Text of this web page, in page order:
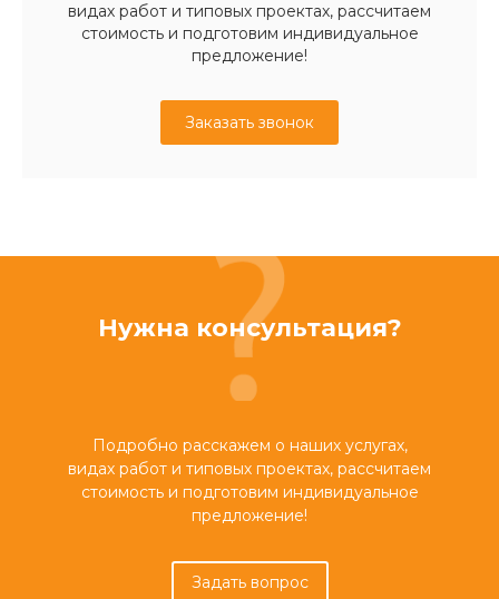
видах работ и типовых проектах, рассчитаем
стоимость и подготовим индивидуальное
предложение!
Заказать звонок
Нужна консультация?
Подробно расскажем о наших услугах,
видах работ и типовых проектах, рассчитаем
стоимость и подготовим индивидуальное
предложение!
Задать вопрос